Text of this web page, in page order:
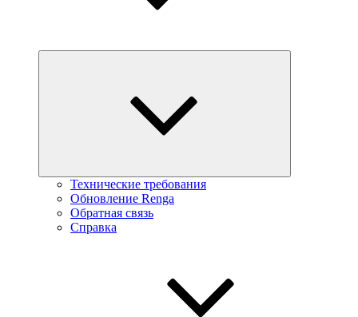
Технические требования
Обновление Renga
Обратная связь
Справка